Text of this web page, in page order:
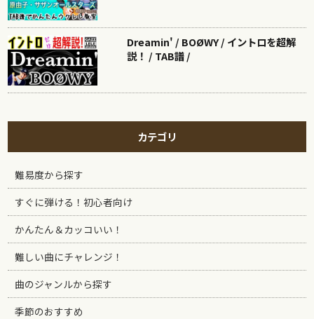
Dreamin' / BOØWY / イントロを超解
説！ / TAB譜 /
カテゴリ
難易度から探す
すぐに弾ける！初心者向け
かんたん＆カッコいい！
難しい曲にチャレンジ！
曲のジャンルから探す
季節のおすすめ